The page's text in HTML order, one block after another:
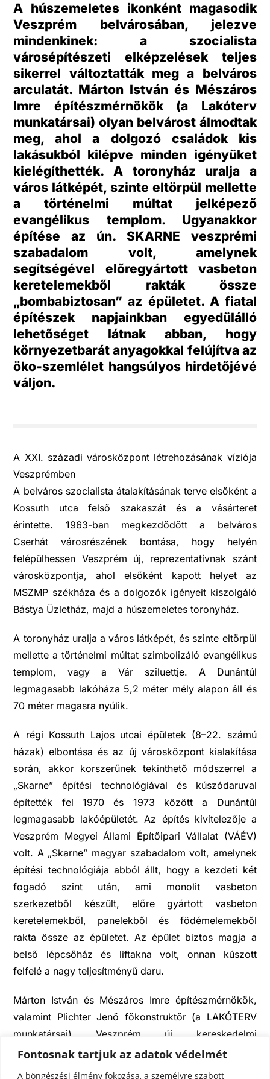
Fontosnak tartjuk az adatok védelmét
A böngészési élmény fokozása, a személyre szabott
A húszemeletes ikonként magasodik
Veszprém belvárosában, jelezve
mindenkinek: a szocialista
városépítészeti elképzelések teljes
sikerrel változtatták meg a belváros
arculatát. Márton István és Mészáros
Imre építészmérnökök (a Lakóterv
munkatársai) olyan belvárost álmodtak
meg, ahol a dolgozó családok kis
lakásukból kilépve minden igényüket
kielégíthették. A toronyház uralja a
város látképét, szinte eltörpül mellette
a történelmi múltat jelképező
evangélikus templom. Ugyanakkor
építése az ún. SKARNE veszprémi
szabadalom volt, amelynek
segítségével előregyártott vasbeton
keretelemekből rakták össze
„bombabiztosan” az épületet. A fiatal
építészek napjainkban egyedülálló
lehetőséget látnak abban, hogy
környezetbarát anyagokkal felújítva az
öko-szemlélet hangsúlyos hirdetőjévé
váljon.
A XXI. századi városközpont létrehozásának víziója
Veszprémben
A belváros szocialista átalakításának terve elsőként a
Kossuth utca felső szakaszát és a vásárteret
érintette. 1963-ban megkezdődött a belváros
Cserhát városrészének bontása, hogy helyén
felépülhessen Veszprém új, reprezentatívnak szánt
városközpontja, ahol elsőként kapott helyet az
MSZMP székháza és a dolgozók igényeit kiszolgáló
Bástya Üzletház, majd a húszemeletes toronyház.
A toronyház uralja a város látképét, és szinte eltörpül
mellette a történelmi múltat szimbolizáló evangélikus
templom, vagy a Vár sziluettje. A Dunántúl
legmagasabb lakóháza 5,2 méter mély alapon áll és
70 méter magasra nyúlik.
A régi Kossuth Lajos utcai épületek (8–22. számú
házak) elbontása és az új városközpont kialakítása
során, akkor korszerűnek tekinthető módszerrel a
„Skarne” építési technológiával és kúszódaruval
építették fel 1970 és 1973 között a Dunántúl
legmagasabb lakóépületét. Az építés kivitelezője a
Veszprém Megyei Állami Építőipari Vállalat (VÁÉV)
volt. A „Skarne” magyar szabadalom volt, amelynek
építési technológiája abból állt, hogy a kezdeti két
fogadó szint után, ami monolit vasbeton
szerkezetből készült, előre gyártott vasbeton
keretelemekből, panelekből és födémelemekből
rakta össze az épületet. Az épület biztos magja a
belső lépcsőház és liftakna volt, onnan kúszott
felfelé a nagy teljesítményű daru.
Márton István és Mészáros Imre építészmérnökök,
valamint Plichter Jenő főkonstruktőr (a LAKÓTERV
munkatársai) Veszprém új kereskedelmi
központjának tervezésekor olyan belvárost álmodtak